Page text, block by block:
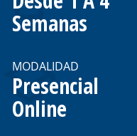
MODALIDAD
Presencial
Online
Semanas